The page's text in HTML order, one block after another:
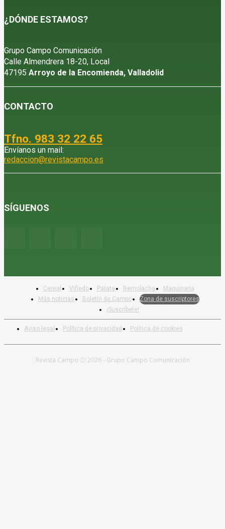
¿DÓNDE ESTAMOS?
Grupo Campo Comunicación
Calle Almendrera 18-20, Local
47195 Arroyo de la Encomienda, Valladolid
CONTACTO
Tfno. 983 32 22 65
Envíanos un mail:
redaccion@revistacampo.es
SÍGUENOS
Aviso legal Política de privacidad Política de cookies
Cereal Viñedo Patata Remolacha
Maquinaria
Más noticias
Boletín de Campo
Zona de suscriptores
¡Suscríbete!
Revista Campo Ⓒ 2026 - Grupo Campo Comunicación